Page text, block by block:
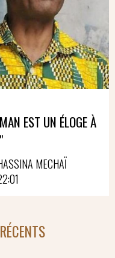
EST UN ÉLOGE À
MECHAÏ